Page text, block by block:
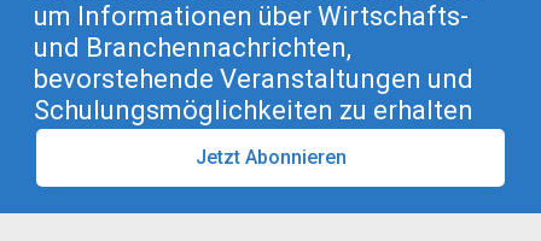
um Informationen über Wirtschafts-
und Branchennachrichten,
bevorstehende Veranstaltungen und
Schulungsmöglichkeiten zu erhalten
Jetzt Abonnieren